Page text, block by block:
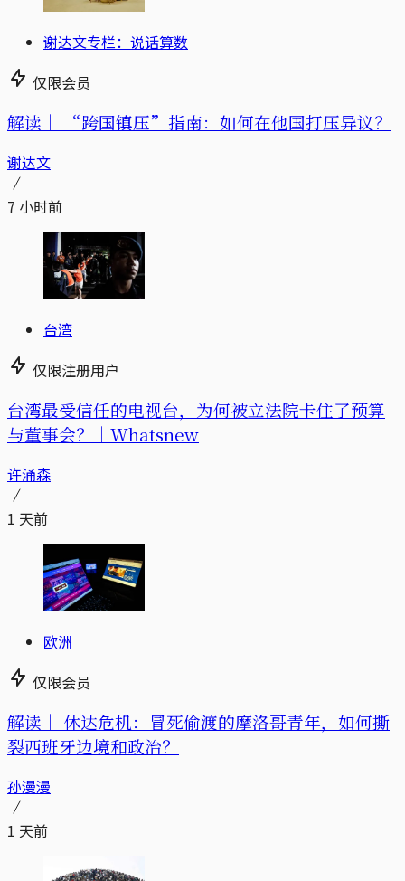
谢达文专栏：说话算数
仅限会员
解读｜ “跨国镇压”指南：如何在他国打压异议？
谢达文
7 小时前
台湾
仅限注册用户
台湾最受信任的电视台，为何被立法院卡住了预算
与董事会？｜Whatsnew
许涌森
1 天前
欧洲
仅限会员
解读｜ 休达危机：冒死偷渡的摩洛哥青年，如何撕
裂西班牙边境和政治？
孙漫漫
1 天前